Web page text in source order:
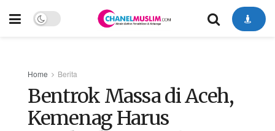
Home Berita
Bentrok Massa di Aceh,
Kemenag Harus